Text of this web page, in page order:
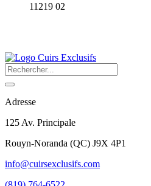
11219 02
Adresse
125 Av. Principale
Rouyn-Noranda (QC) J9X 4P1
info@cuirsexclusifs.com